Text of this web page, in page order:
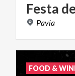
Festa
Pavia
FOOD &